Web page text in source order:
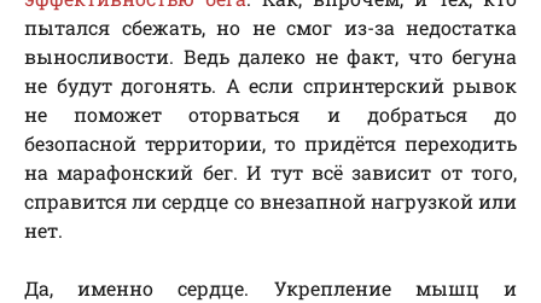
пытался сбежать, но не смог из-за недостатка
выносливости. Ведь далеко не факт, что бегуна
не будут догонять. А если спринтерский рывок
не поможет оторваться и добраться до
безопасной территории, то придётся переходить
на марафонский бег. И тут всё зависит от того,
справится ли сердце со внезапной нагрузкой или
нет.
Да, именно сердце. Укрепление мышц и